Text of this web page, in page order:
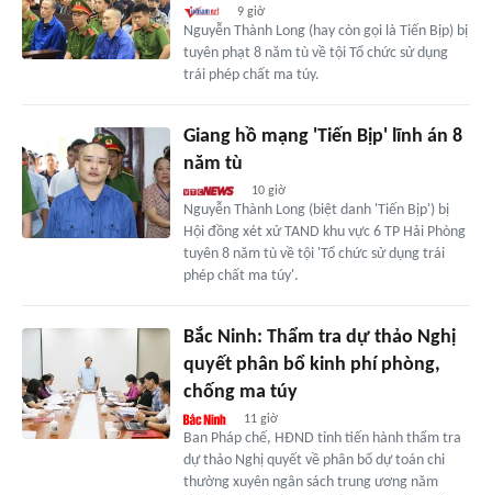
9 giờ
Nguyễn Thành Long (hay còn gọi là Tiến Bịp) bị
tuyên phạt 8 năm tù về tội Tổ chức sử dụng
trái phép chất ma túy.
Giang hồ mạng 'Tiến Bịp' lĩnh án 8
năm tù
10 giờ
Nguyễn Thành Long (biệt danh 'Tiến Bịp') bị
Hội đồng xét xử TAND khu vực 6 TP Hải Phòng
tuyên 8 năm tù về tội 'Tổ chức sử dụng trái
phép chất ma túy'.
Bắc Ninh: Thẩm tra dự thảo Nghị
quyết phân bổ kinh phí phòng,
chống ma túy
11 giờ
Ban Pháp chế, HĐND tỉnh tiến hành thẩm tra
dự thảo Nghị quyết về phân bổ dự toán chi
thường xuyên ngân sách trung ương năm